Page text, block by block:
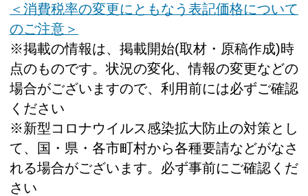
＜消費税率の変更にともなう表記価格について
のご注意＞
※掲載の情報は、掲載開始(取材・原稿作成)時
点のものです。状況の変化、情報の変更などの
場合がございますので、利用前には必ずご確認
ください
※新型コロナウイルス感染拡大防止の対策とし
て、国・県・各市町村から各種要請などがなさ
れる場合がございます。必ず事前にご確認くだ
さい